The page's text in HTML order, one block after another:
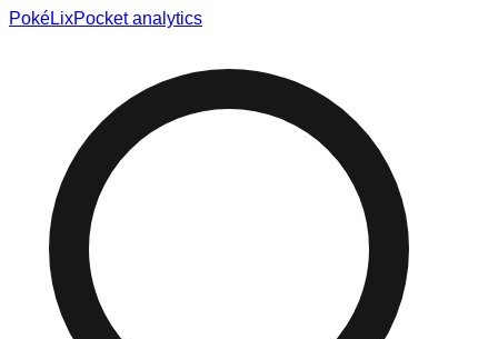
PokéLixPocket analytics